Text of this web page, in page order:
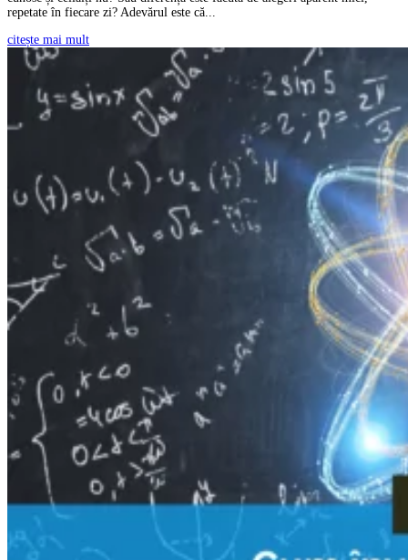
repetate în fiecare zi? Adevărul este că...
citește mai mult